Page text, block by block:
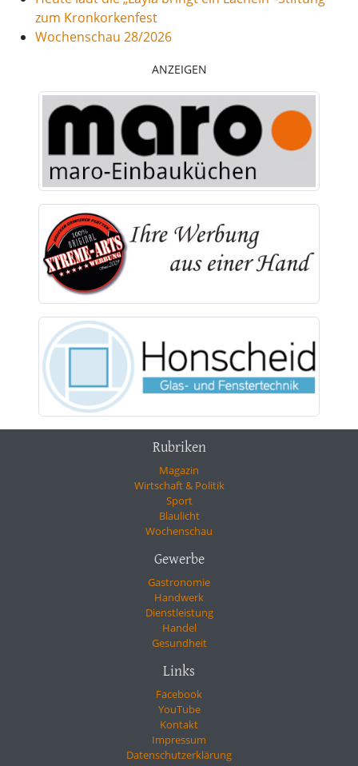
zum Kronkorkenfest
Wochenschau 28/2026
ANZEIGEN
Rubriken
Magazin
Wirtschaft & Politik
Sport
Blaulicht
Wochenschau
Gewerbe
Gastronomie
Handwerk
Dienstleistung
Handel
Gesundheit
Links
Facebook
YouTube
Kontakt
Impressum
Datenschutzerklärung